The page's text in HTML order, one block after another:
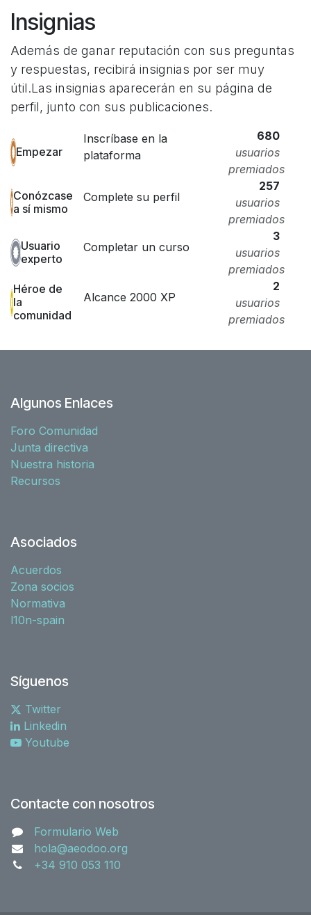
Insignias
Además de ganar reputación con sus preguntas
y respuestas, recibirá insignias por ser muy
útil.Las insignias aparecerán en su página de
perfil, junto con sus publicaciones.
Empezar
Inscríbase en la
plataforma
680
usuarios
premiados
Conózcase
a sí mismo
Complete su perfil
257
usuarios
premiados
Usuario
experto
Completar un curso
3
usuarios
premiados
Héroe de
la
comunidad
Alcance 2000 XP
2
usuarios
premiados
Algunos Enlaces
Foro Comunidad
Junta directiva
Nuestra historia
Recursos
Asociados
Acuerdos
Zona socios
Normativa
l10n-spain
Síguenos
Twitter
Linkedin
Youtube
Contacte con nosotros
Formulario Web
hola@aeodoo.org
+34 910 053 110